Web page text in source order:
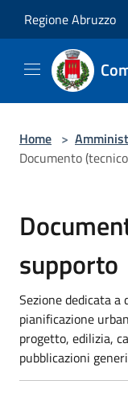
Regione Abruzzo
Home >
Documento
supporto
Sezione dedicata
pianificazione
progetto, edilizia,
pubblicazioni